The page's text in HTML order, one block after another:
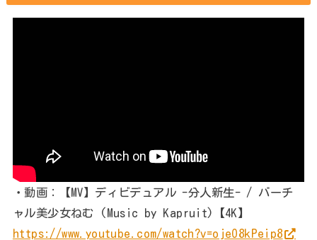
・動画：【MV】ディビデュアル -分人新生- / バーチ
ャル美少女ねむ (Music by Kapruit)【4K】
https://www.youtube.com/watch?v=ojeO8kPeip8